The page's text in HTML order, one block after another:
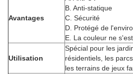
Avantages
B. Anti-statique
C. Sécurité
D. Protégé de
E. La couleur ne
Utilisation
Spécial pour les
résidentiels, les
les terrains de jeux